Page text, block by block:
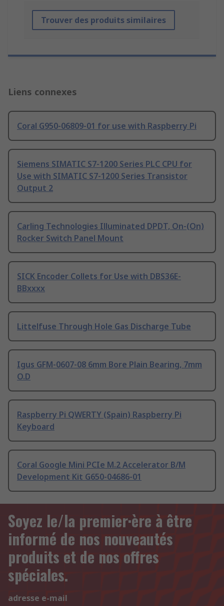
Trouver des produits similaires
Liens connexes
Coral G950-06809-01 for use with Raspberry Pi
Siemens SIMATIC S7-1200 Series PLC CPU for
Use with SIMATIC S7-1200 Series Transistor
Output 2
Carling Technologies Illuminated DPDT, On-(On)
Rocker Switch Panel Mount
SICK Encoder Collets for Use with DBS36E-
BBxxxx
Littelfuse Through Hole Gas Discharge Tube
Igus GFM-0607-08 6mm Bore Plain Bearing, 7mm
O.D
Raspberry Pi QWERTY (Spain) Raspberry Pi
Keyboard
Coral Google Mini PCIe M.2 Accelerator B/M
Development Kit G650-04686-01
Soyez le/la premier·ère à être
informé de nos nouveautés
produits et de nos offres
spéciales.
adresse e-mail